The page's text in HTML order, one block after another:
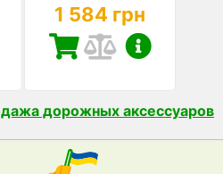
1 584 грн
дорожных аксессуаров